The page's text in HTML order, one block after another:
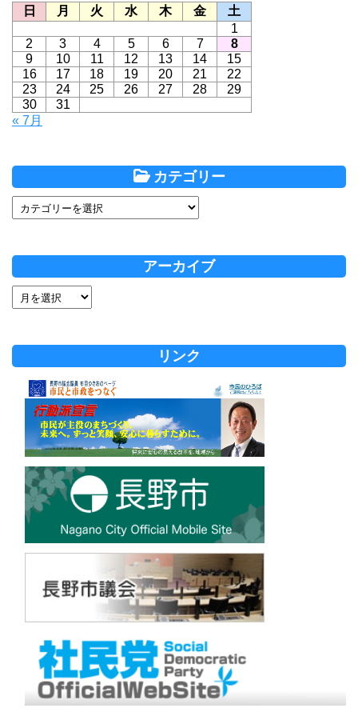
日
月 火 水 木 金
土
1
2
3 4 5 6 7
8
9
10 11 12 13 14
15
16
17 18 19 20 21
22
23
24 25 26 27 28
29
30
31
« 7月
カテゴリー
アーカイブ
リンク